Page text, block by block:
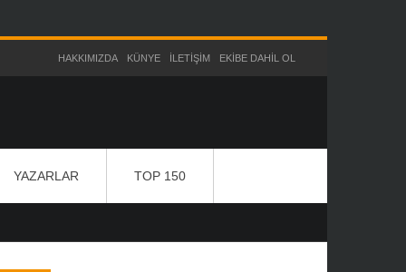
HAKKIMIZDA KÜNYE İLETIŞIM EKIBE DAHIL OL
YAZARLAR TOP 150